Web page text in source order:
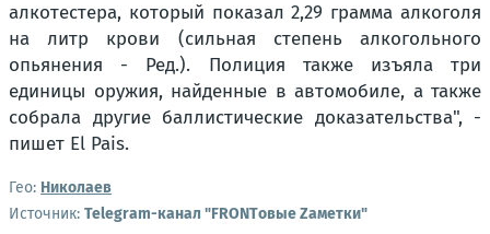
алкотестера, который показал 2,29 грамма алкоголя
на литр крови (сильная степень алкогольного
опьянения - Ред.). Полиция также изъяла три
единицы оружия, найденные в автомобиле, а также
собрала другие баллистические доказательства", -
пишет El Pais.
Гео: Николаев
Источник: Telegram-канал "FRONTовые Zаметки"